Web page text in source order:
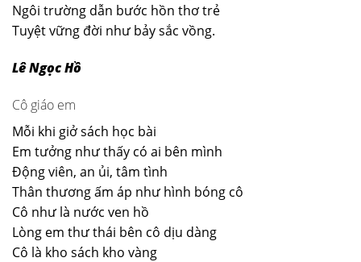
Ngôi trường dẫn bước hồn thơ trẻ
Tuyệt vững đời như bảy sắc vồng.
Lê Ngọc Hồ
Cô giáo em
Mỗi khi giở sách học bài
Em tưởng như thấy có ai bên mình
Động viên, an ủi, tâm tình
Thân thương ấm áp như hình bóng cô
Cô như là nước ven hồ
Lòng em thư thái bên cô dịu dàng
Cô là kho sách kho vàng